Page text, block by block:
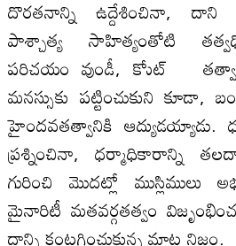
దొరతనాన్ని ఉద్దేశించినా, దాని
పాశ్చాత్య సాహిత్యంతోటి
పరిచయం వుండీ, కోుట్‌
మనస్సుకు పట్టించుకుని కూడా,
హైందవతత్వానికి ఆద్యుడయ్యాడు.
ప్రశ్నించినా, ధర్మాధికారాన్ని
గురించి మొదట్లో ముస్లిములు
మైనారిటీ మతవర్గతత్వం
దాన్ని కంటగించుకున్న మాట నిజం.